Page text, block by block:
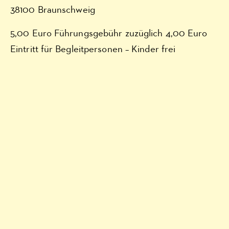
38100 Braunschweig
5,00 Euro Führungsgebühr zuzüglich 4,00 Euro
Eintritt für Begleitpersonen – Kinder frei